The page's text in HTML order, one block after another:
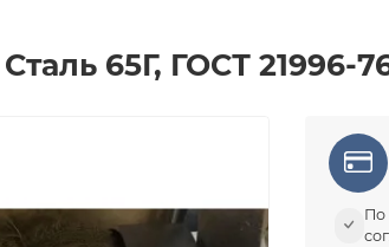
65Г, ГОСТ 21996-
По